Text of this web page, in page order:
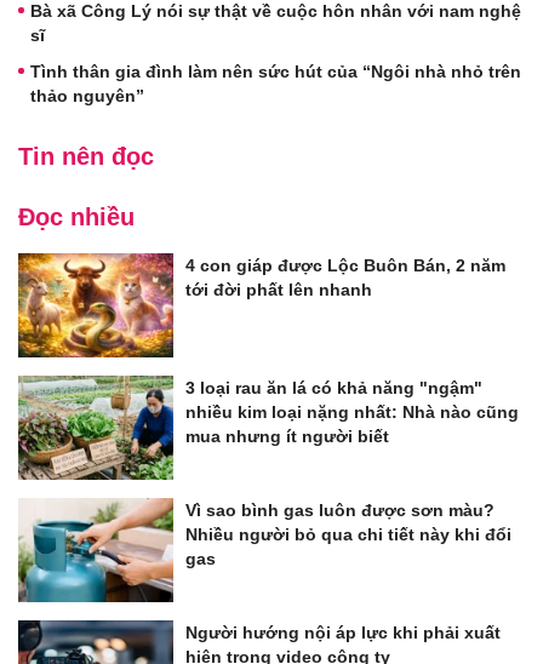
Bà xã Công Lý nói sự thật về cuộc hôn nhân với nam nghệ
sĩ
Tình thân gia đình làm nên sức hút của “Ngôi nhà nhỏ trên
thảo nguyên”
Tin nên đọc
Đọc nhiều
4 con giáp được Lộc Buôn Bán, 2 năm
tới đời phất lên nhanh
3 loại rau ăn lá có khả năng "ngậm"
nhiều kim loại nặng nhất: Nhà nào cũng
mua nhưng ít người biết
Vì sao bình gas luôn được sơn màu?
Nhiều người bỏ qua chi tiết này khi đổi
gas
Người hướng nội áp lực khi phải xuất
hiện trong video công ty